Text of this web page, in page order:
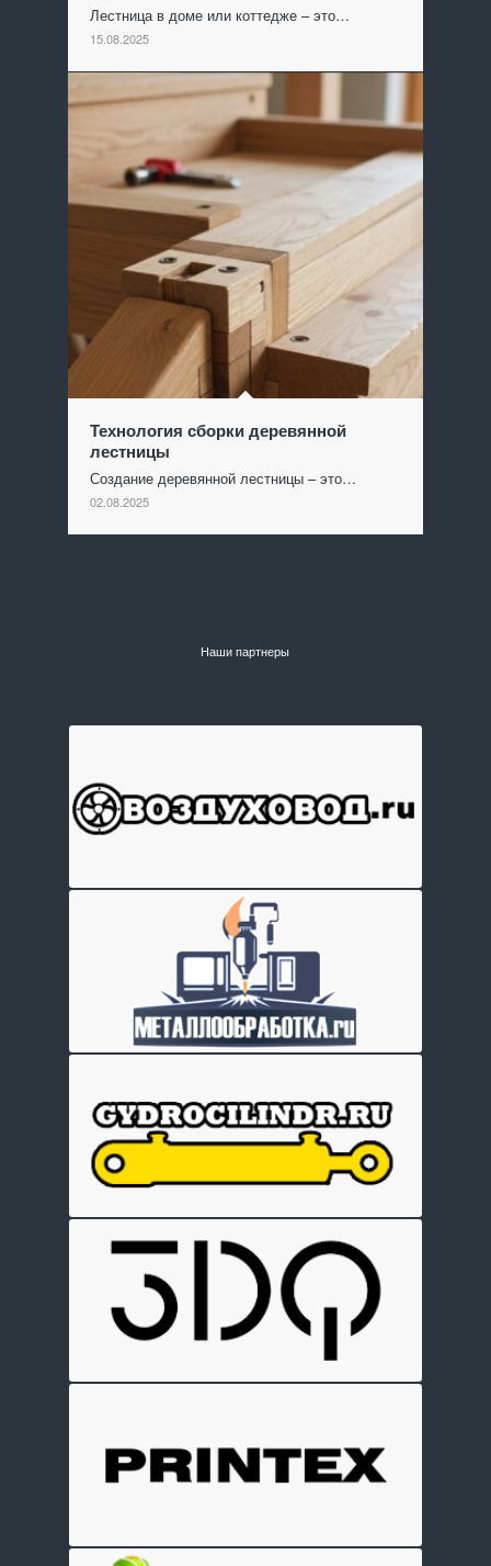
Лестница в доме или коттедже – это…
15.08.2025
Технология сборки деревянной
лестницы
Создание деревянной лестницы – это…
02.08.2025
Наши партнеры